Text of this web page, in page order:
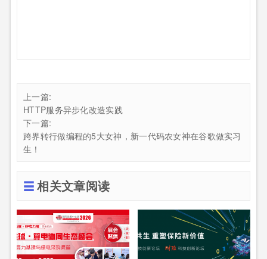
上一篇:
HTTP服务异步化改造实践
下一篇:
跨界转行做编程的5大女神，新一代码农女神在谷歌做实习
生！
相关文章阅读